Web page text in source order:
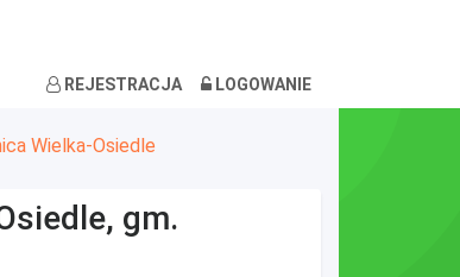
REJESTRACJA LOGOWANIE
Wielka-Osiedle
gm.